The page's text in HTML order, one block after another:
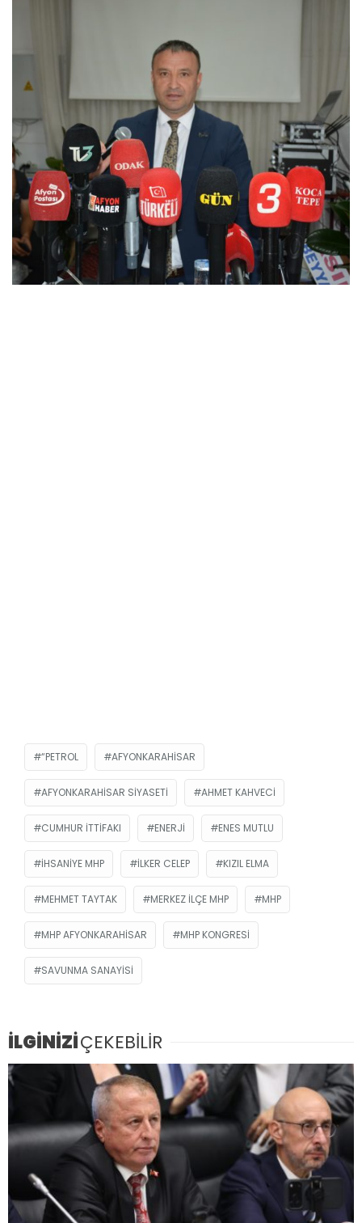
“PETROL AFYONKARAHISAR
AFYONKARAHISAR SIYASETI AHMET KAHVECI
CUMHUR İTTIFAKI ENERJI ENES MUTLU
İHSANIYE MHP İLKER CELEP KIZIL ELMA
MEHMET TAYTAK MERKEZ İLÇE MHP MHP
MHP AFYONKARAHISAR MHP KONGRESI
SAVUNMA SANAYISI
İLGİNİZİÇEKEBİLİR